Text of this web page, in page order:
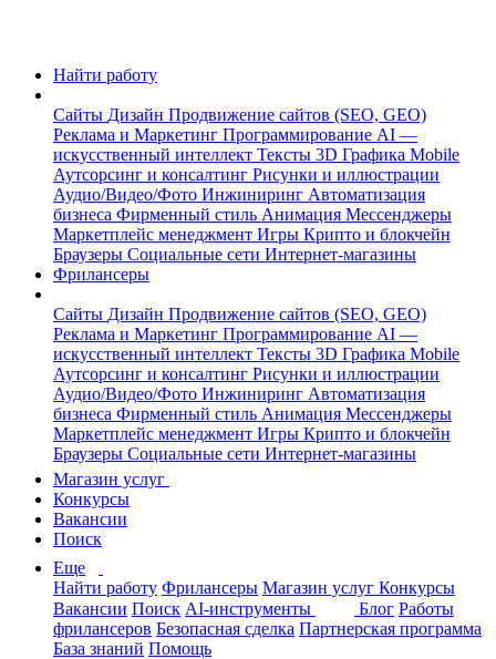
Найти работу
Сайты Дизайн Продвижение сайтов (SEO, GEO)
Реклама и Маркетинг Программирование AI —
искусственный интеллект Тексты 3D Графика Mobile
Аутсорсинг и консалтинг Рисунки и иллюстрации
Аудио/Видео/Фото Инжиниринг Автоматизация
бизнеса Фирменный стиль Анимация Мессенджеры
Маркетплейс менеджмент Игры Крипто и блокчейн
Браузеры Социальные сети Интернет-магазины
Фрилансеры
Сайты Дизайн Продвижение сайтов (SEO, GEO)
Реклама и Маркетинг Программирование AI —
искусственный интеллект Тексты 3D Графика Mobile
Аутсорсинг и консалтинг Рисунки и иллюстрации
Аудио/Видео/Фото Инжиниринг Автоматизация
бизнеса Фирменный стиль Анимация Мессенджеры
Маркетплейс менеджмент Игры Крипто и блокчейн
Браузеры Социальные сети Интернет-магазины
Магазин услуг
Конкурсы
Вакансии
Поиск
Еще
Найти работу Фрилансеры Магазин услуг Конкурсы
Вакансии Поиск AI-инструменты Блог Работы
фрилансеров Безопасная сделка Партнерская программа
База знаний Помощь